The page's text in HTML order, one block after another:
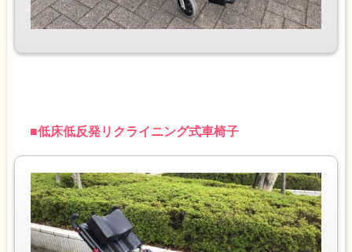
■低床低反発リクライニング式車椅子